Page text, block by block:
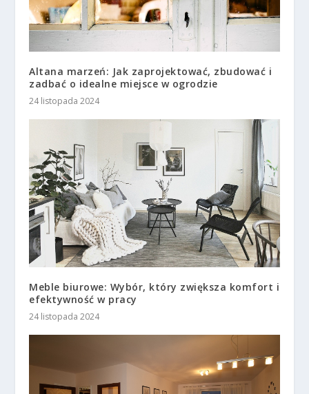
Altana marzeń: Jak zaprojektować, zbudować i
zadbać o idealne miejsce w ogrodzie
24 listopada 2024
Meble biurowe: Wybór, który zwiększa komfort i
efektywność w pracy
24 listopada 2024